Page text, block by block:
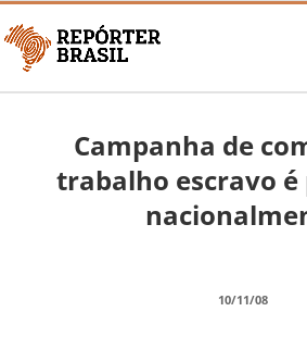
Campanha de
trabalho escravo
10/11/08